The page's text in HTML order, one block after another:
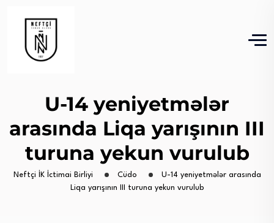
U-14 yeniyetmələr
arasında Liqa yarışının III
turuna yekun vurulub
Neftçi İK İctimai Birliyi Cüdo
U-14 yeniyetmələr arasında
Liqa yarışının III turuna yekun vurulub